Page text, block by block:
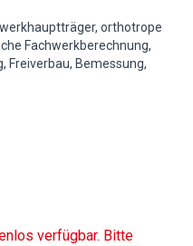
orthotrope
Fachwerkberechnung,
Freiverbau, Bemessung,
verfügbar. Bitte